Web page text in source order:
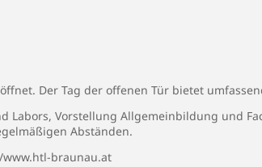
Der Tag der offenen Tür bietet
Labors, Vorstellung Allgemeinbildung und
Abständen.
braunau.at